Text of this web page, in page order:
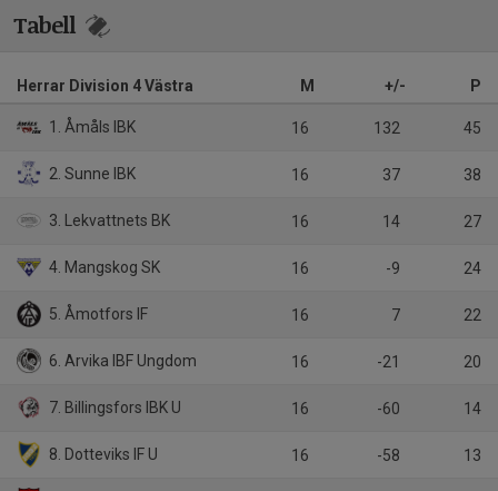
Tabell
Herrar Division 4 Västra M +/- P
1. Åmåls IBK 16 132 45
2. Sunne IBK 16 37 38
3. Lekvattnets BK 16 14 27
4. Mangskog SK 16 -9 24
5. Åmotfors IF 16 7 22
6. Arvika IBF Ungdom 16 -21 20
7. Billingsfors IBK U 16 -60 14
8. Dotteviks IF U 16 -58 13